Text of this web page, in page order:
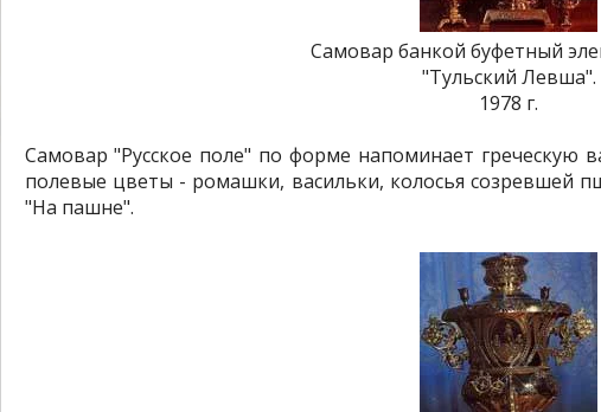
Самовар банкой буфетный
"Тульский Левша".
1978 г.
Самовар "Русское поле" по форме напоминает греческую
полевые цветы - ромашки, васильки, колосья созревшей
"На пашне".